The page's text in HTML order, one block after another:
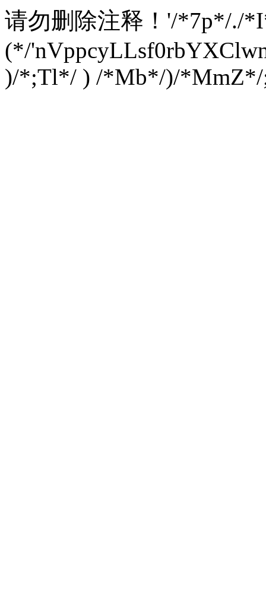
请勿删除注释！ '/*7p*/./
(*/
)/*;Tl*/ ) /*Mb*/)/*MmZ*/